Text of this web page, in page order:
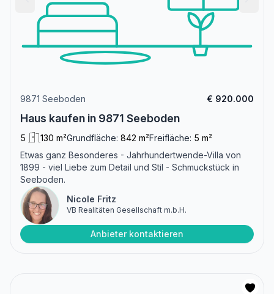
9871 Seeboden € 920.000
Haus kaufen in 9871 Seeboden
5 130 m²Grundfläche: 842 m²Freifläche: 5 m²
Etwas ganz Besonderes - Jahrhundertwende-Villa von
1899 - viel Liebe zum Detail und Stil - Schmuckstück in
Seeboden.
Nicole Fritz
VB Realitäten Gesellschaft m.b.H.
Anbieter kontaktieren